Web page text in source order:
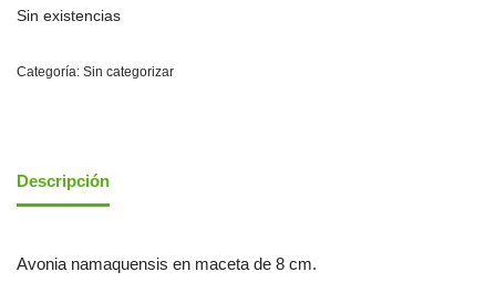
Sin existencias
Categoría: Sin categorizar
Descripción
Avonia namaquensis en maceta de 8 cm.